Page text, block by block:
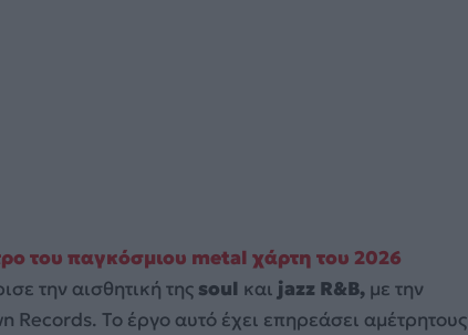
του παγκόσμιου metal χάρτη του 2026
την αισθητική της soul και jazz R&B, με την
Records. Το έργο αυτό έχει επηρεάσει αμέτρητους